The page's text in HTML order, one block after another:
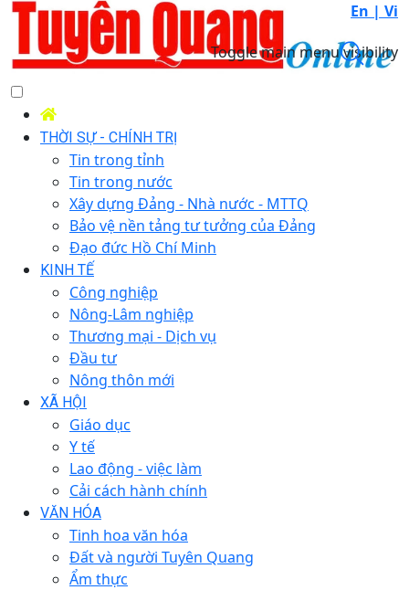
En | Vi
Toggle main menu visibility
THỜI SỰ - CHÍNH TRỊ
Tin trong tỉnh
Tin trong nước
Xây dựng Đảng - Nhà nước - MTTQ
Bảo vệ nền tảng tư tưởng của Đảng
Đạo đức Hồ Chí Minh
KINH TẾ
Công nghiệp
Nông-Lâm nghiệp
Thương mại - Dịch vụ
Đầu tư
Nông thôn mới
XÃ HỘI
Giáo dục
Y tế
Lao động - việc làm
Cải cách hành chính
VĂN HÓA
Tinh hoa văn hóa
Đất và người Tuyên Quang
Ẩm thực